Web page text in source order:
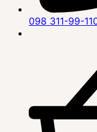
098 311-99-11